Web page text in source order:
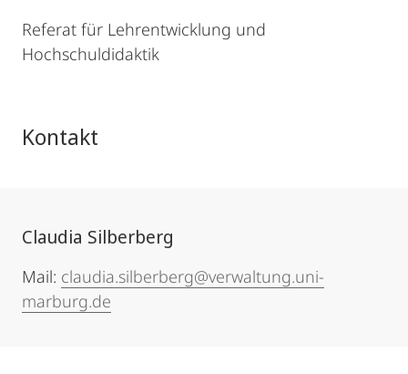
Referat für Lehrentwicklung und
Hochschuldidaktik
Kontakt
Claudia Silberberg
Mail: claudia.silberberg@verwaltung.uni-
marburg.de